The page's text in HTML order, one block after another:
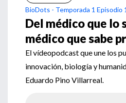
BioDots - Temporada 1 Episodio 1
Del médico que lo
médico que sabe
El vídeopodcast que une los
innovación, biología y
Eduardo Pino Villarreal.